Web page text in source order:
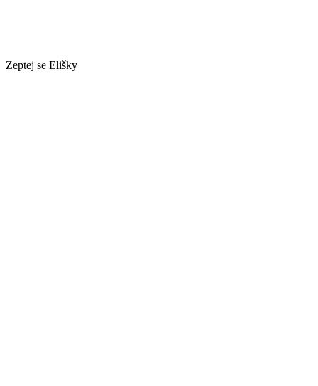
Zeptej se Elišky